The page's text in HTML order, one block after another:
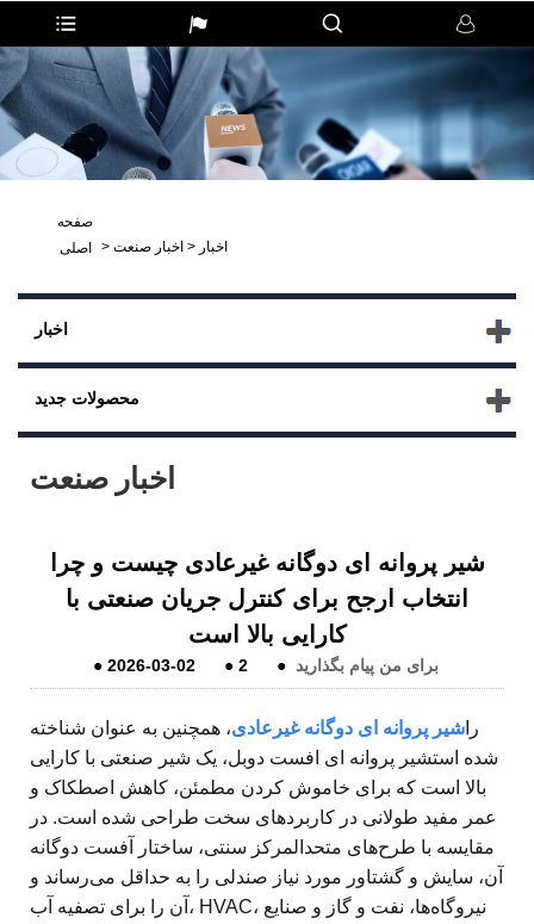
صفحه
اصلی
> اخبار > اخبار صنعت
اخبار
محصولات جدید
اخبار صنعت
شیر پروانه ای دوگانه غیرعادی چیست و چرا
انتخاب ارجح برای کنترل جریان صنعتی با
کارایی بالا است
●2026-03-02 ●2 ● برای من پیام بگذارید
را شیر پروانه ای دوگانه غیرعادی، همچنین به عنوان شناخته
شده استشیر پروانه ای افست دوبل، یک شیر صنعتی با کارایی
بالا است که برای خاموش کردن مطمئن، کاهش اصطکاک و
عمر مفید طولانی در کاربردهای سخت طراحی شده است. در
مقایسه با طرح‌های متحدالمرکز سنتی، ساختار آفست دوگانه
آن، سایش و گشتاور مورد نیاز صندلی را به حداقل می‌رساند و
آن را برای تصفیه آب، HVAC، نیروگاه‌ها، نفت و گاز و صنایع